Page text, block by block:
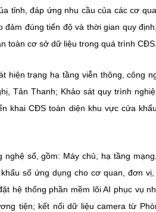
tỉnh, đáp ứng nhu cầu của các cơ
đúng tiến độ và thời gian quy
toàn cơ sở dữ liệu trong quá trình CĐS.
hiện trạng hạ tầng viễn thông, công
Tân Thanh; Khảo sát quy trình
khai CĐS toàn diện khu vực cửa
số, gồm: Máy chủ, hạ tầng
số ứng dụng cho cơ quan, đơn
hệ thống phần mềm lõi AI phục vụ
tiện; kết nối dữ liệu camera từ